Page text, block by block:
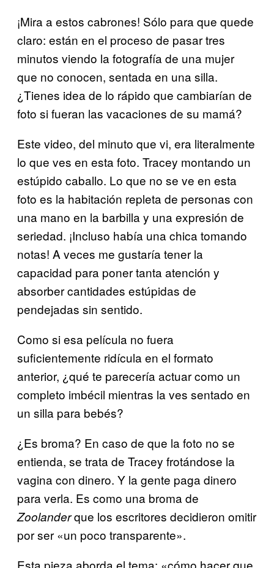
¡Mira a estos cabrones! Sólo para que quede
claro: están en el proceso de pasar tres
minutos viendo la fotografía de una mujer
que no conocen, sentada en una silla.
¿Tienes idea de lo rápido que cambiarían de
foto si fueran las vacaciones de su mamá?
Este video, del minuto que vi, era literalmente
lo que ves en esta foto. Tracey montando un
estúpido caballo. Lo que no se ve en esta
foto es la habitación repleta de personas con
una mano en la barbilla y una expresión de
seriedad. ¡Incluso había una chica tomando
notas! A veces me gustaría tener la
capacidad para poner tanta atención y
absorber cantidades estúpidas de
pendejadas sin sentido.
Como si esa película no fuera
suficientemente ridícula en el formato
anterior, ¿qué te parecería actuar como un
completo imbécil mientras la ves sentado en
un silla para bebés?
¿Es broma? En caso de que la foto no se
entienda, se trata de Tracey frotándose la
vagina con dinero. Y la gente paga dinero
para verla. Es como una broma de
Zoolanderque los escritores decidieron omitir
por ser «un poco transparente».
Esta pieza aborda el tema: «cómo hacer que